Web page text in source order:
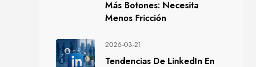
Más Botones: Necesita
Menos Fricción
2026-03-21
Tendencias De LinkedIn En